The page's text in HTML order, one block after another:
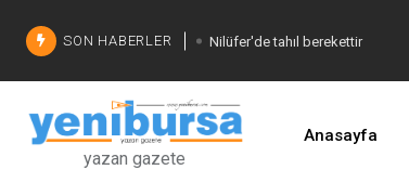
SON HABERLER Nilüfer'de tahıl berekettir
Şadi Özdemir'den çözüm
İşinizi geliştirin
yazan gazete
Anasayfa